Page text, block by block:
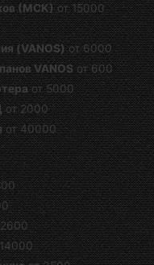
(МСК)от 15000
(VANOS)от 6000
VANOS от 600
от 5000
от 2000
от 40000